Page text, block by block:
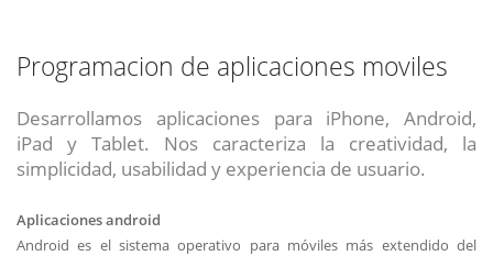
Programacion de aplicaciones moviles
Desarrollamos aplicaciones para iPhone, Android,
iPad y Tablet. Nos caracteriza la creatividad, la
simplicidad, usabilidad y experiencia de usuario.
Aplicaciones android
Android es el sistema operativo para móviles más extendido del